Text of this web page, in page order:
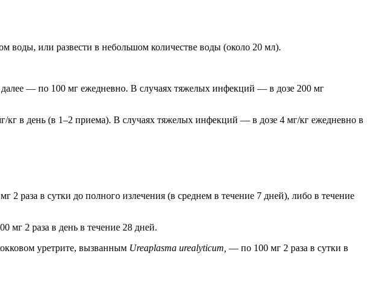
воды, или развести в небольшом количестве воды (около 20 мл).
— по 100 мг ежедневно. В случаях тяжелых инфекций — в дозе 200 мг
кг в день (в 1–2 приема). В случаях тяжелых инфекций — в дозе 4 мг/кг ежедневно в
в сутки до полного излечения (в среднем в течение 7 дней), либо в течение
2 раза в день в течение 28 дней.
уретрите, вызванным Ureaplasma urealyticum, — по 100 мг 2 раза в сутки в